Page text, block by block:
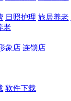
日照护理 旅居养老
老
象店 连锁店
软件下载